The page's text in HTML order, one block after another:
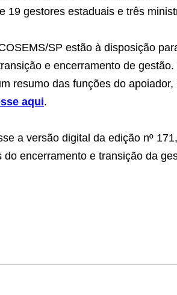
19 gestores estaduais e três
SP estão à disposição
e encerramento de
resumo das funções do
aqui.
a versão digital da edição nº
do encerramento e transição da